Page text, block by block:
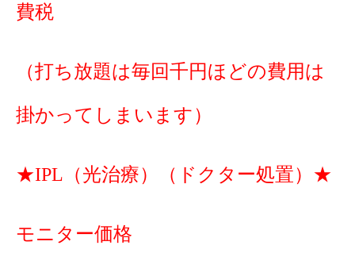
費税
（打ち放題は毎回千円ほどの費用は
掛かってしまいます）
★IPL（光治療）（ドクター処置）★
モニター価格